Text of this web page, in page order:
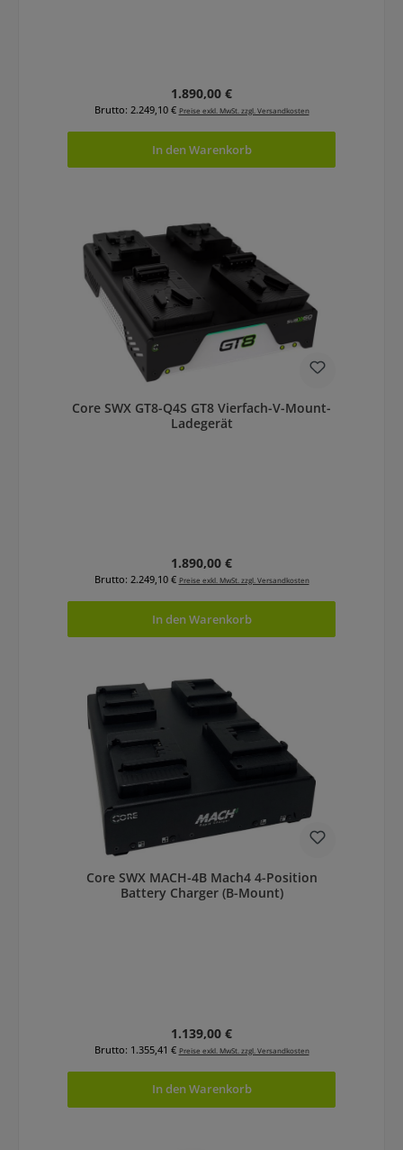
Regulärer Preis:
1.890,00 €
Brutto: 2.249,10 € Preise exkl. MwSt. zzgl. Versandkosten
In den Warenkorb
Core SWX GT8-Q4S GT8 Vierfach-V-Mount-
Ladegerät
Regulärer Preis:
1.890,00 €
Brutto: 2.249,10 € Preise exkl. MwSt. zzgl. Versandkosten
In den Warenkorb
Core SWX MACH-4B Mach4 4-Position
Battery Charger (B-Mount)
Regulärer Preis:
1.139,00 €
Brutto: 1.355,41 € Preise exkl. MwSt. zzgl. Versandkosten
In den Warenkorb